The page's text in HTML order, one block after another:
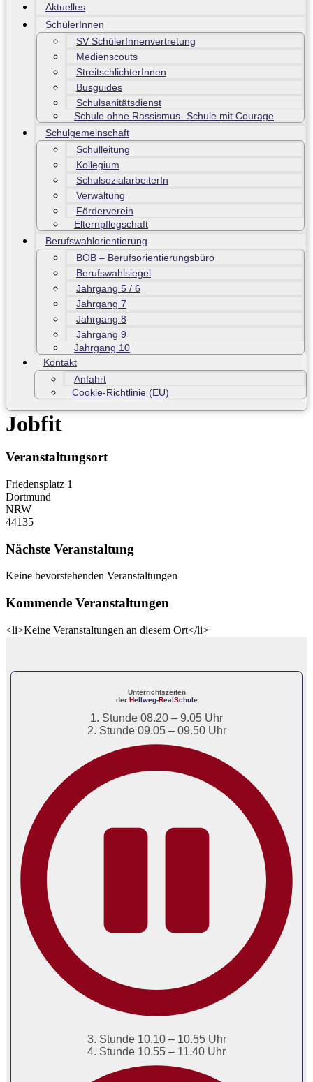
Aktuelles
SchülerInnen
SV SchülerInnenvertretung
Medienscouts
StreitschlichterInnen
Busguides
Schulsanitätsdienst
Schule ohne Rassismus- Schule mit Courage
Schulgemeinschaft
Schulleitung
Kollegium
SchulsozialarbeiterIn
Verwaltung
Förderverein
Elternpflegschaft
Berufswahlorientierung
BOB – Berufsorientierungsbüro
Berufswahlsiegel
Jahrgang 5 / 6
Jahrgang 7
Jahrgang 8
Jahrgang 9
Jahrgang 10
Kontakt
Anfahrt
Cookie-Richtlinie (EU)
Jobfit
Veranstaltungsort
Friedensplatz 1
Dortmund
NRW
44135
Nächste Veranstaltung
Keine bevorstehenden Veranstaltungen
Kommende Veranstaltungen
<li>Keine Veranstaltungen an diesem Ort</li>
Unterrichtszeiten
der Hellweg-RealSchule
1. Stunde 08.20 – 9.05 Uhr
2. Stunde 09.05 – 09.50 Uhr
3. Stunde 10.10 – 10.55 Uhr
4. Stunde 10.55 – 11.40 Uhr